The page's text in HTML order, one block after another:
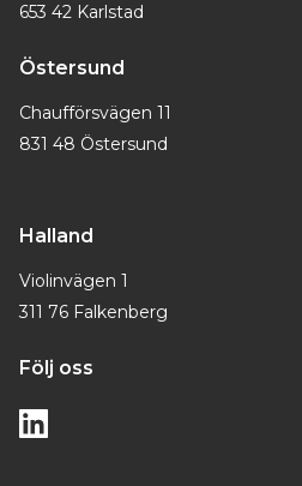
653 42 Karlstad
Östersund
Chaufförsvägen 11
831 48 Östersund
Halland
Violinvägen 1
311 76 Falkenberg
Följ oss